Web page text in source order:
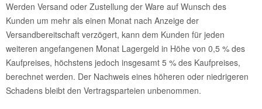
Werden Versand oder Zustellung der Ware auf Wunsch des
Kunden um mehr als einen Monat nach Anzeige der
Versandbereitschaft verzögert, kann dem Kunden für jeden
weiteren angefangenen Monat Lagergeld in Höhe von 0,5 % des
Kaufpreises, höchstens jedoch insgesamt 5 % des Kaufpreises,
berechnet werden. Der Nachweis eines höheren oder niedrigeren
Schadens bleibt den Vertragsparteien unbenommen.